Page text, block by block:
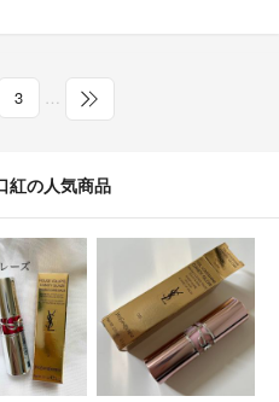
3 …
の人気商品